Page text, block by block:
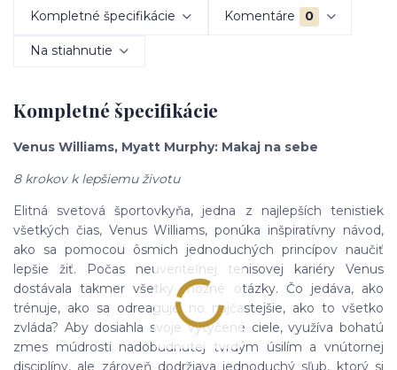
Kompletné špecifikácie Komentáre 0
Na stiahnutie
Kompletné špecifikácie
Venus Williams, Myatt Murphy: Makaj na sebe
8 krokov k lepšiemu životu
Elitná svetová športovkyňa, jedna z najlepších tenistiek
všetkých čias, Venus Williams, ponúka inšpiratívny návod,
ako sa pomocou ôsmich jednoduchých princípov naučiť
lepšie žiť. Počas neuveriteľnej tenisovej kariéry Venus
dostávala takmer všetky možné otázky. Čo jedáva, ako
trénuje, ako sa odreaguje, no najčastejšie, ako to všetko
zvláda? Aby dosiahla svoje vytýčené ciele, využíva bohatú
zmes múdrosti nadobudnutej tvrdým úsilím a vnútornej
disciplíny, ale zároveň dodržiava jednoduchý sľub, ktorý si